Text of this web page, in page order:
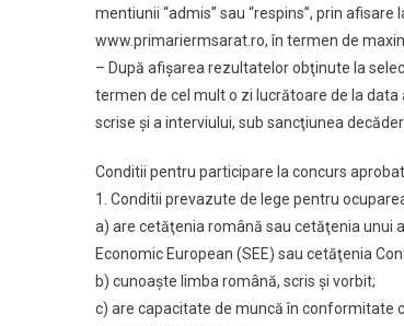
mentiunii “admis” sau “respins”, prin
www.primariermsarat.ro, în termen de
– După afişarea rezultatelor obţinute la
termen de cel mult o zi lucrătoare de la
scrise şi a interviului, sub sancţiunea
Conditii pentru participare la concurs
1. Conditii prevazute de lege pentru
a) are cetăţenia română sau cetăţenia unui
Economic European (SEE) sau cetăţenia
b) cunoaşte limba română, scris şi vorbit;
c) are capacitate de muncă în conformitate